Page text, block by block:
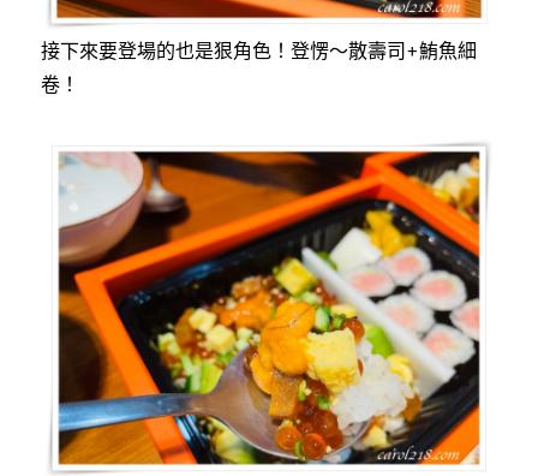
接下來要登場的也是狠角色！登愣～散壽司+鮪魚細
卷！